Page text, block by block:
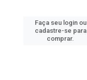
Faça seu login ou
cadastre-se para
comprar.